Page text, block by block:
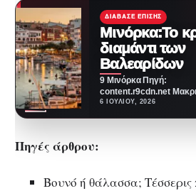
ΔΙΆΒΑΣΕ ΕΠΊΣΗΣ
Μινόρκα:Το
διαμάντι των
Βαλεαρίδων
9 Μινόρκα Πηγή:
content.r9cdn.net
τους έντονους ρυθμούς
6 ΙΟΥΛΊΟΥ, 2026
Πηγές άρθρου:
Βουνό ή θάλασσα; Τέσσερις